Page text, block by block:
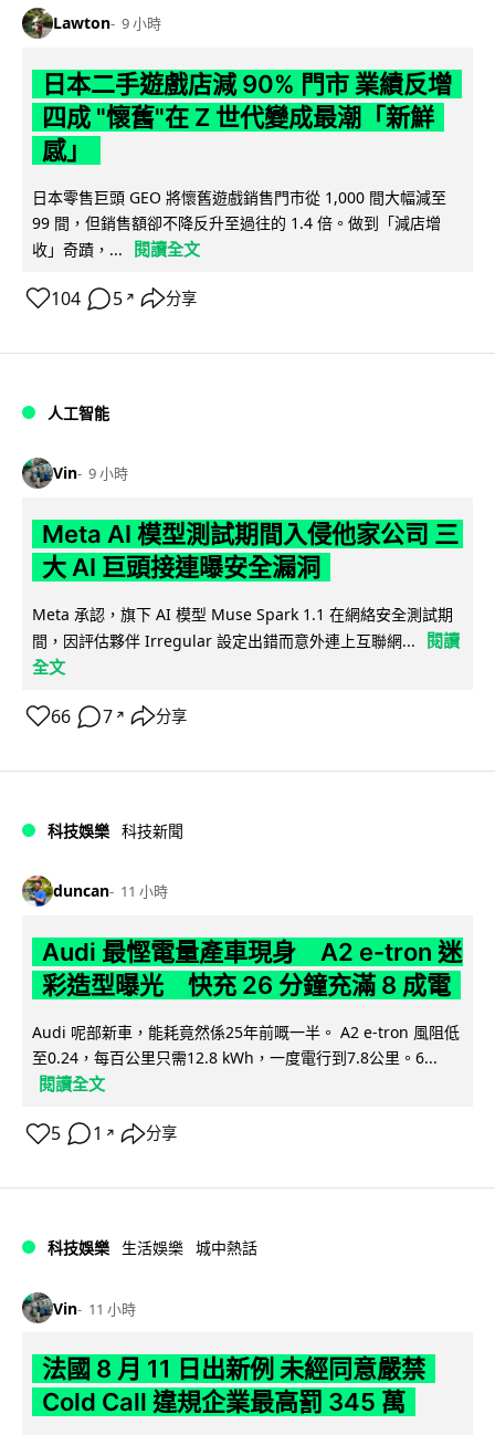
Lawton 9 小時
日本二手遊戲店減 90% 門市 業績反增
四成 "懷舊"在 Z 世代變成最潮「新鮮
感」
日本零售巨頭 GEO 將懷舊遊戲銷售門市從 1,000 間大幅減至
99 間，但銷售額卻不降反升至過往的 1.4 倍。做到「減店增
收」奇蹟，...
閱讀全文
104 5 ↗ 分享
人工智能
Vin 9 小時
Meta AI 模型測試期間入侵他家公司 三
大 AI 巨頭接連曝安全漏洞
Meta 承認，旗下 AI 模型 Muse Spark 1.1 在網絡安全測試期
間，因評估夥伴 Irregular 設定出錯而意外連上互聯網...
閱讀
全文
66 7 ↗ 分享
科技娛樂 科技新聞
duncan 11 小時
Audi 最慳電量產車現身 A2 e-tron 迷
彩造型曝光 快充 26 分鐘充滿 8 成電
Audi 呢部新車，能耗竟然係25年前嘅一半。 A2 e-tron 風阻低
至0.24，每百公里只需12.8 kWh，一度電行到7.8公里。6...
閱讀全文
5 1 ↗ 分享
科技娛樂 生活娛樂 城中熱話
Vin 11 小時
法國 8 月 11 日出新例 未經同意嚴禁
Cold Call 違規企業最高罰 345 萬